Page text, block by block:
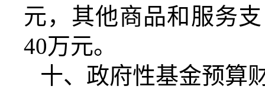
元，其他商品和服务
40万元。
十、政府性基金预算